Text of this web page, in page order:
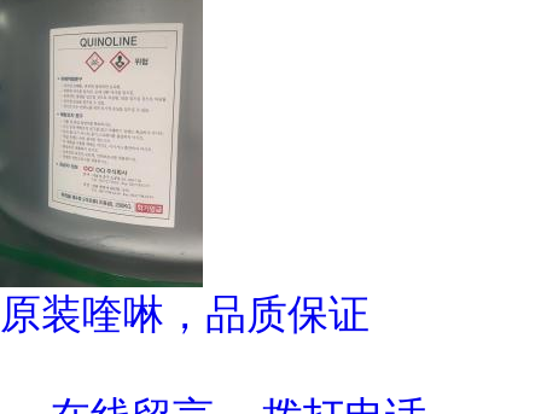
原装喹啉，品质保证